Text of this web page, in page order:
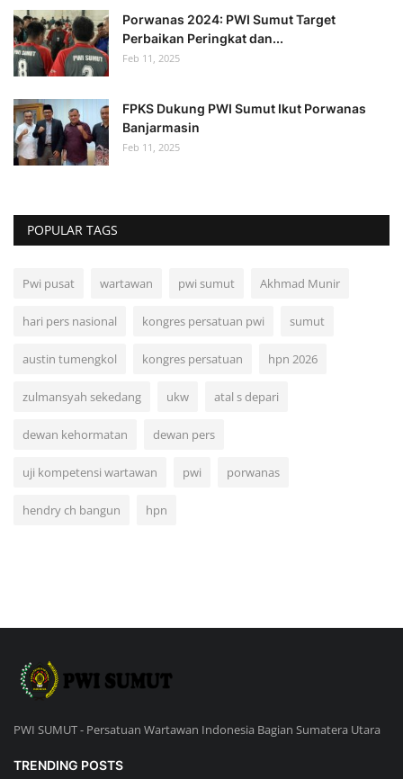
Porwanas 2024: PWI Sumut Target
Perbaikan Peringkat dan...
Feb 11, 2025
FPKS Dukung PWI Sumut Ikut Porwanas
Banjarmasin
Feb 11, 2025
POPULAR TAGS
Pwi pusat wartawan pwi sumut Akhmad Munir
hari pers nasional kongres persatuan pwi sumut
austin tumengkol kongres persatuan hpn 2026
zulmansyah sekedang ukw atal s depari
dewan kehormatan dewan pers
uji kompetensi wartawan pwi porwanas
hendry ch bangun hpn
PWI SUMUT - Persatuan Wartawan Indonesia Bagian Sumatera Utara
TRENDING POSTS